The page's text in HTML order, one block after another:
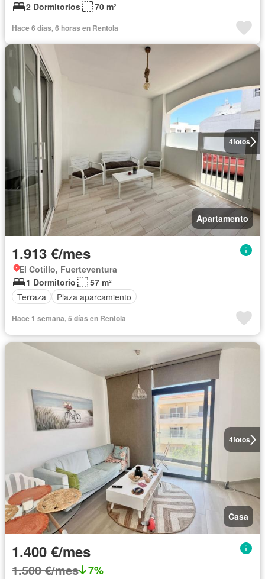
2 Dormitorios
70 m²
Hace 6 días, 6 horas en Rentola
4fotos
Apartamento
1.913 €/mes
El Cotillo, Fuerteventura
1 Dormitorio
57 m²
Terraza
Plaza aparcamiento
Hace 1 semana, 5 días en Rentola
4fotos
Casa
1.400 €/mes
1.500 €/mes 7%